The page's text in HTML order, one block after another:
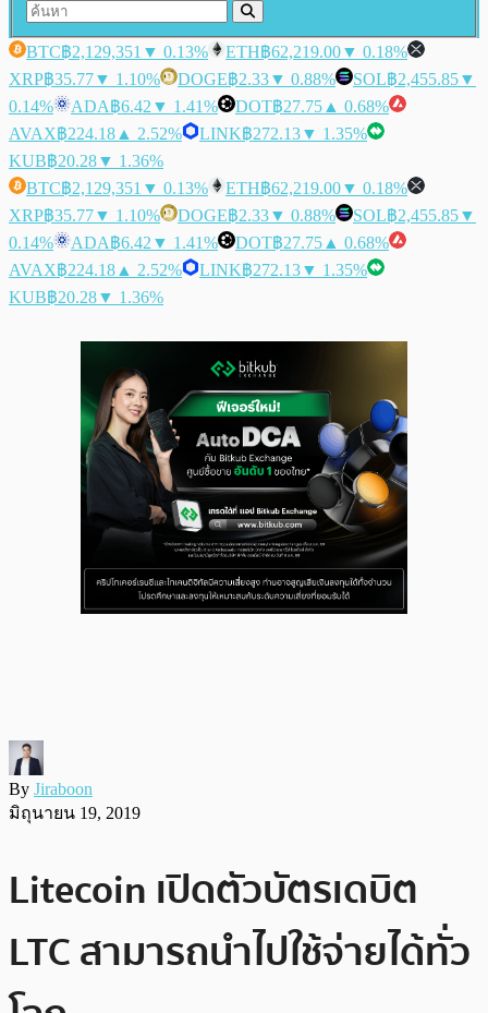
BTC฿2,129,351 ▼ 0.13% ETH฿62,219.00▼ 0.18%
XRP฿35.77▼ 1.10% DOGE฿2.33▼ 0.88% SOL฿2,455.85▼
0.14%
ADA฿6.42 ▼ 1.41% DOT฿27.75 ▲ 0.68%
AVAX฿224.18 ▲ 2.52% LINK฿272.13▼ 1.35%
KUB฿20.28▼ 1.36%
BTC฿2,129,351 ▼ 0.13% ETH฿62,219.00▼ 0.18%
XRP฿35.77▼ 1.10% DOGE฿2.33▼ 0.88% SOL฿2,455.85▼
0.14%
ADA฿6.42 ▼ 1.41% DOT฿27.75 ▲ 0.68%
AVAX฿224.18 ▲ 2.52% LINK฿272.13▼ 1.35%
KUB฿20.28▼ 1.36%
By Jiraboon
มิถุนายน 19, 2019
Litecoin เปิดตัวบัตรเดบิต
LTC สามารถนำไปใช้จ่ายได้ทั่ว